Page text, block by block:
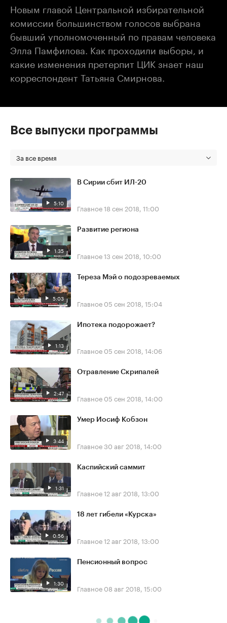
Новым главой Центральной избирательной
комиссии большинством голосов выбрана
бывший уполномоченный по правам человека
Элла Памфилова. Как проходили выборы, и
какие изменения претерпит ЦИК знает наш
корреспондент Татьяна Смирнова.
Все выпуски программы
За все время
5:10
В Сирии сбит ИЛ-20
Главное18 сен 2018, 11:00
1:35
Развитие региона
Главное13 сен 2018, 10:00
5:03
Тереза Мэй о подозреваемых
Главное 05 сен 2018, 15:04
1:13
Ипотека подорожает?
Главное 05 сен 2018, 14:06
2:47
Отравление Скрипалей
Главное 05 сен 2018, 14:00
3:44
Умер Иосиф Кобзон
Главное30 авг 2018, 14:00
1:31
Каспийский саммит
Главное12 авг 2018, 13:00
0:56
18 лет гибели «Курска»
Главное12 авг 2018, 13:00
1:30
Пенсионный вопрос
Главное 08 авг 2018, 15:00